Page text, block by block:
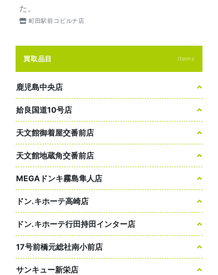
た。
町田駅前コビルナ店
買取品目 Items
鹿児島中央店
姶良国道10号店
天文館御着屋交番前店
天文館地蔵角交番前店
MEGAドンキ霧島隼人店
ドン.キホーテ高崎店
ドン.キホーテ行田持田インター店
17号前橋元総社南小前店
サンキュー新栄店